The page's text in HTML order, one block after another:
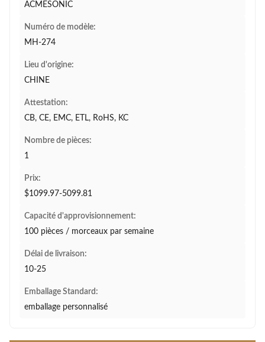
ACMESONIC
Numéro de modèle:
MH-274
Lieu d'origine:
CHINE
Attestation:
CB, CE, EMC, ETL, RoHS, KC
Nombre de pièces:
1
Prix:
$1099.97-5099.81
Capacité d'approvisionnement:
100 pièces / morceaux par semaine
Délai de livraison:
10-25
Emballage Standard:
emballage personnalisé